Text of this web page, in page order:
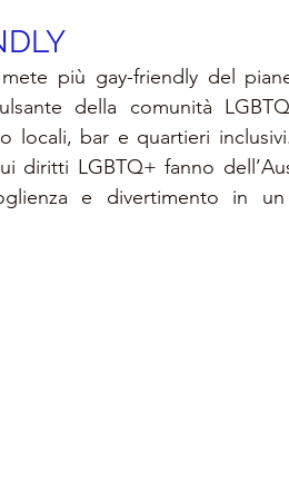
più gay-friendly del
della comunità
locali, bar e quartieri
diritti LGBTQ+ fanno
e divertimento in